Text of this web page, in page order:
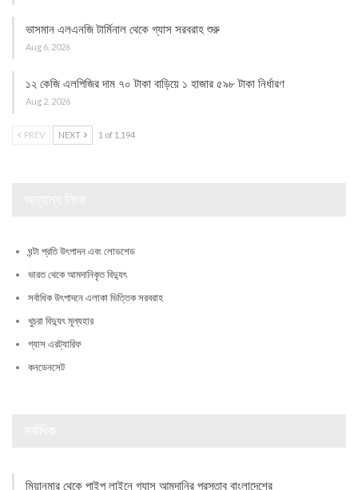
ভাসমান এলএনজি টার্মিনাল থেকে গ্যাস সরবরাহ শুরু
Aug 6, 2026
১২ কেজি এলপিজির দাম ৭০ টাকা বাড়িয়ে ১ হাজার ৫৯৮ টাকা নির্ধারণ
Aug 2, 2026
PREV NEXT 1 of 1,194
ঘন্টা প্রতি উৎপাদন এবং লোডশেড
ভারত থেকে আমদানিকৃত বিদ্যুৎ
সর্বাধিক উৎপাদনে এলাকা ভিত্তিক সরবরাহ
খুচরা বিদ্যুৎ মূল্যহার
গ্যাস এরট্যারিফ
কনডেনসেট
মিয়ানমার থেকে পাইপ লাইনে গ্যাস আমদানির প্রস্তাব বাংলাদেশের